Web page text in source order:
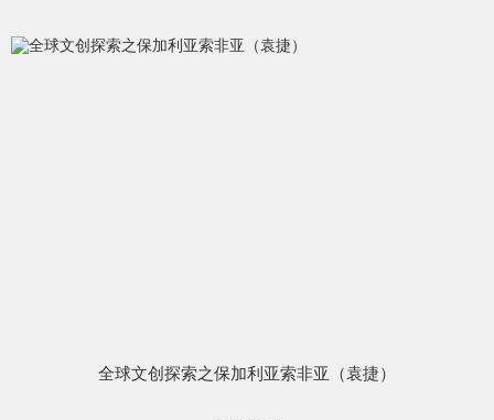
全球文创探索之保加利亚索非亚（袁捷）